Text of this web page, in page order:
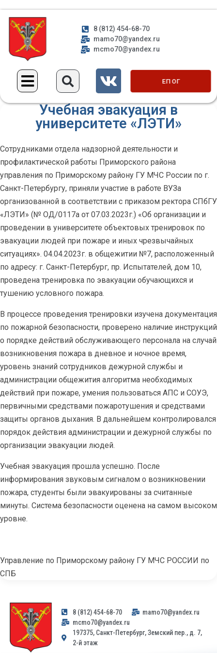
8 (812) 454-68-70
mamo70@yandex.ru
mcmo70@yandex.ru
ЕП ОГ
Учебная эвакуация в
университете «ЛЭТИ»
Сотрудниками отдела надзорной деятельности и
профилактической работы Приморского района
управления по Приморскому району ГУ МЧС России по г.
Санкт-Петербургу, приняли участие в работе ВУЗа
организованной в соответствии с приказом ректора СПбГУ
«ЛЭТИ» (№ ОД/0117а от 07.03.2023г.) «Об организации и
проведении в университете объектовых тренировок по
эвакуации людей при пожаре и иных чрезвычайных
ситуациях». 04.04.2023г. в общежитии №7, расположенный
по адресу: г. Санкт-Петербург, пр. Испытателей, дом 10,
проведена тренировка по эвакуации обучающихся и
тушению условного пожара.
В процессе проведения тренировки изучена документация
по пожарной безопасности, проверено наличие инструкций
о порядке действий обслуживающего персонала на случай
возникновения пожара в дневное и ночное время,
уровень знаний сотрудников дежурной службы и
администрации общежития алгоритма необходимых
действий при пожаре, умения пользоваться АПС и СОУЭ,
первичными средствами пожаротушения и средствами
защиты органов дыхания. В дальнейшем контролировался
порядок действия администрации и дежурной службы по
организации эвакуации людей.
Учебная эвакуация прошла успешно. После
информирования звуковым сигналом о возникновении
пожара, студенты были эвакуированы за считанные
минуты. Система безопасности оценена на самом высоком
уровне.
Управление по Приморскому району ГУ МЧС РОССИИ по
СПБ
8 (812) 454-68-70
mamo70@yandex.ru
mcmo70@yandex.ru
197375, Санкт-Петербург, Земский пер., д. 7,
2-й этаж